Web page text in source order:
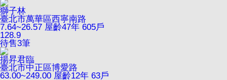
獅子林
臺北市萬華區西寧南路
7.64~26.57 屋齡47年 605戶
128.9
待售3筆
揚昇君臨
臺北市中正區博愛路
63.00~249.00 屋齡12年 63戶